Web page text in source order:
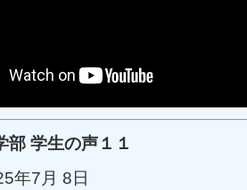
部 学生の声１１
年7月 8日